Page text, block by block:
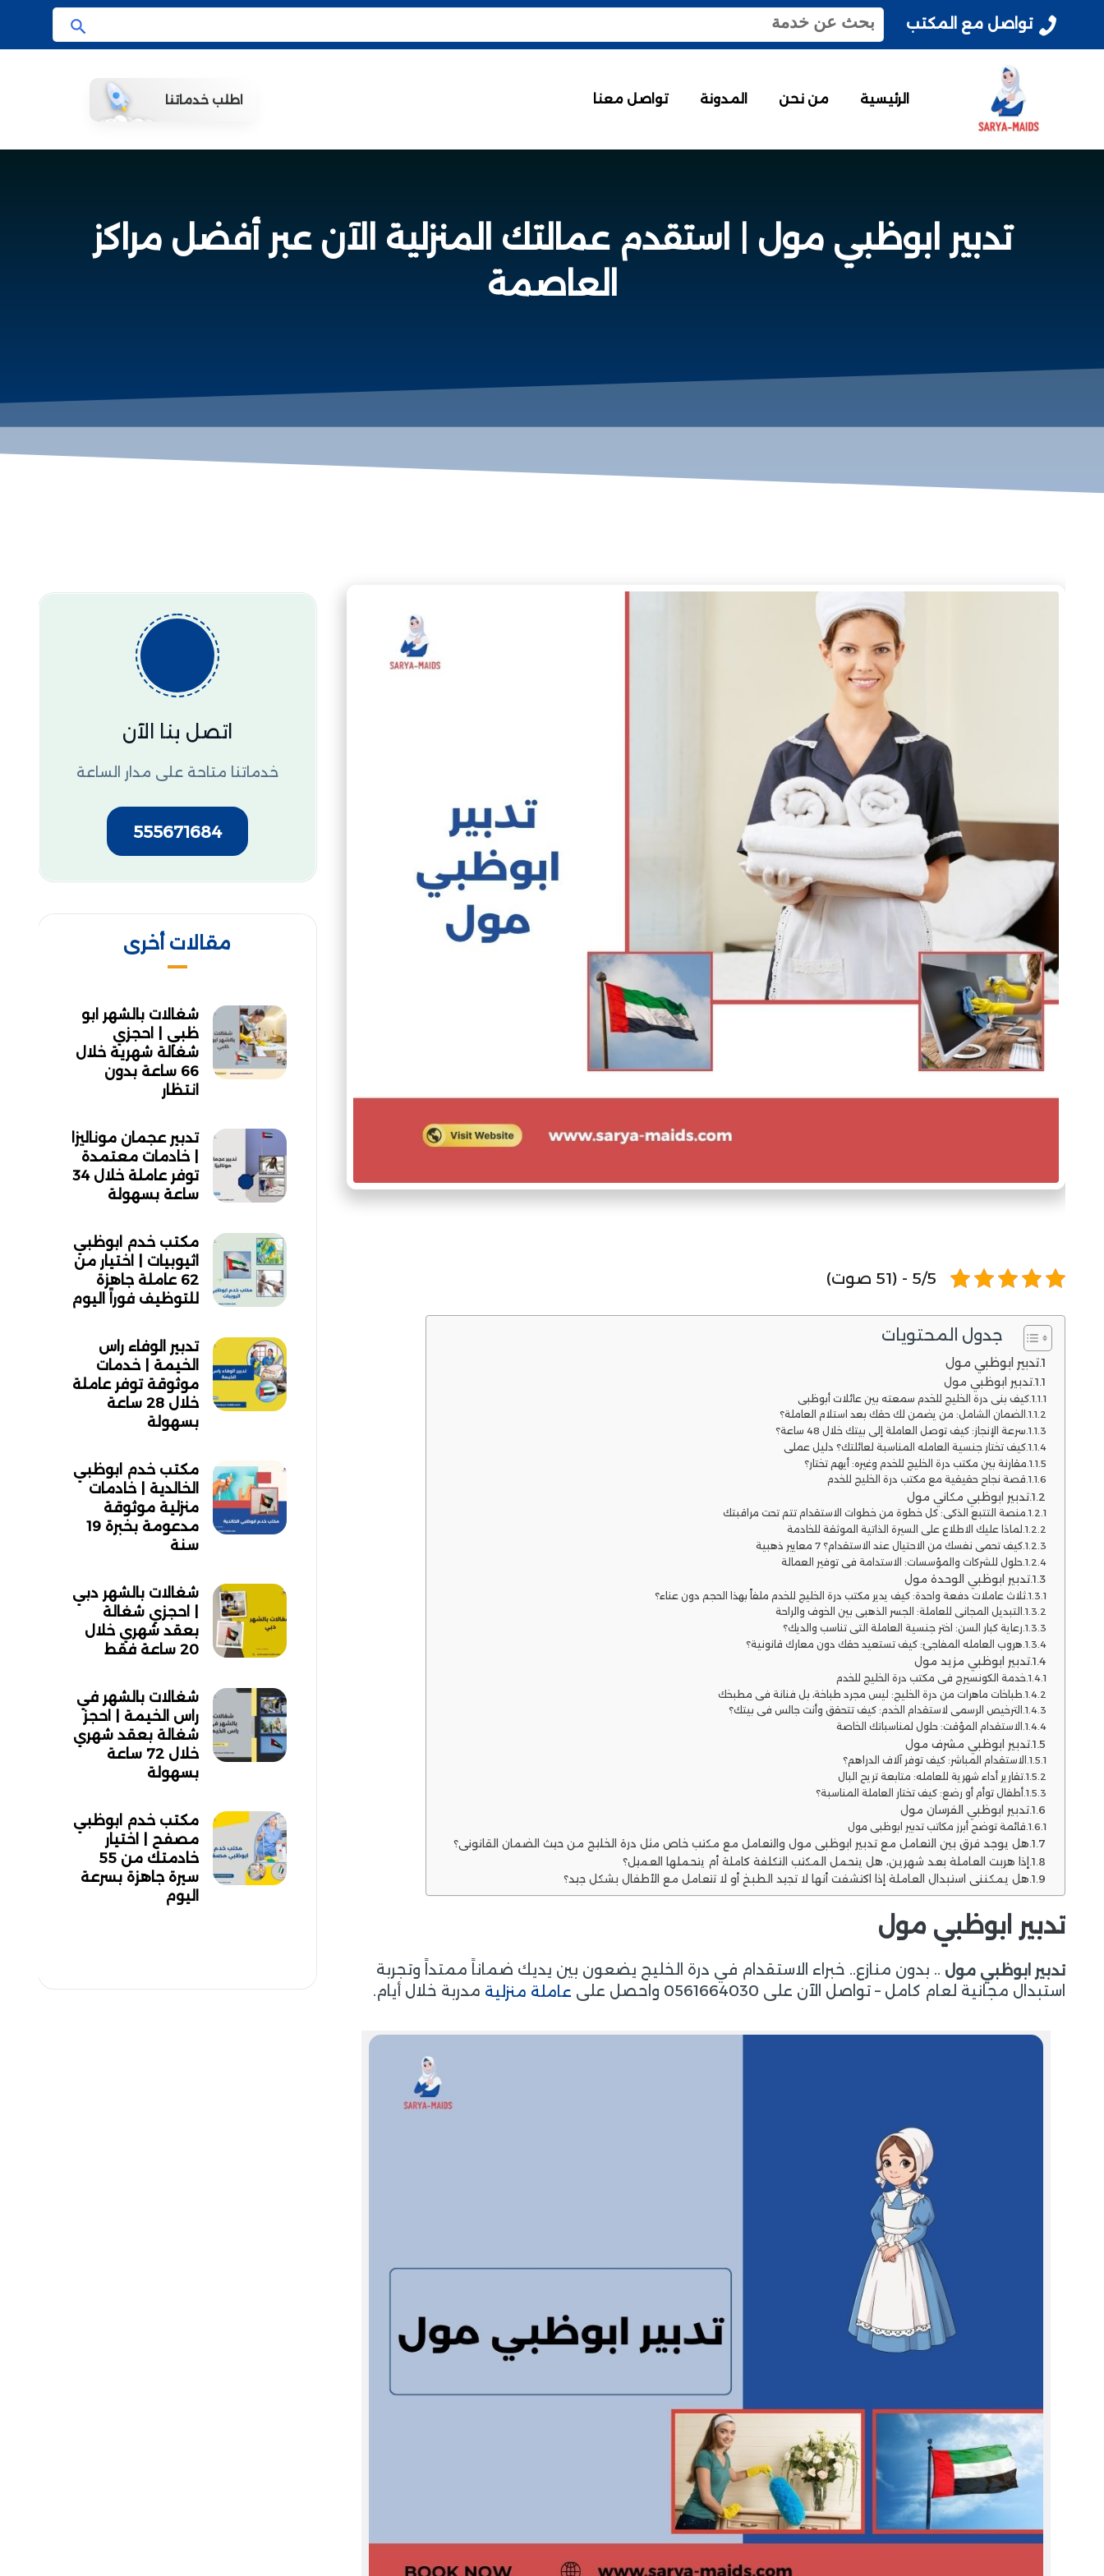
تواصل مع المكتب
ب
ع
ب
الرئيسية من نحن المدونة تواصل معنا اطلب خدماتنا
تدبير ابوظبي مول | استقدم عمالتك المنزلية الآن عبر أفضل مراكز
العاصمة
5/5 - (51 صوت)
جدول المحتويات
تدبير ابوظبي مول
تدبير ابوظبي مول
كيف بنى درة الخليج للخدم سمعته بين عائلات أبوظبي
الضمان الشامل: من يضمن لك حقك بعد استلام العاملة؟
سرعة الإنجاز: كيف توصل العاملة إلى بيتك خلال 48 ساعة؟
كيف تختار جنسية العامله المناسبة لعائلتك؟ دليل عملي
مقارنة بين مكتب درة الخليج للخدم وغيره: أيهم تختار؟
قصة نجاح حقيقية مع مكتب درة الخليج للخدم
تدبير ابوظبي مكاني مول
منصة التتبع الذكي: كل خطوة من خطوات الاستقدام تتم تحت مراقبتك
لماذا عليك الاطلاع على السيرة الذاتية الموثقة للخادمة
كيف تحمي نفسك من الاحتيال عند الاستقدام؟ 7 معايير ذهبية
حلول للشركات والمؤسسات: الاستدامة في توفير العمالة
تدبير ابوظبي الوحدة مول
ثلاث عاملات دفعة واحدة: كيف يدير مكتب درة الخليج للخدم ملفاً بهذا الحجم دون عناء؟
التبديل المجاني للعاملة: الجسر الذهبي بين الخوف والراحة
رعاية كبار السن: اختر جنسية العاملة التي تناسب والديك؟
هروب العامله المفاجئ: كيف تستعيد حقك دون معارك قانونية؟
تدبير ابوظبي مزيد مول
خدمة الكونسيرج في مكتب درة الخليج للخدم
طباخات ماهرات من درة الخليج: ليس مجرد طباخة، بل فنانة في مطبخك
الترخيص الرسمي لاستقدام الخدم: كيف تتحقق وأنت جالس في بيتك؟
الاستقدام المؤقت: حلول لمناسباتك الخاصة
تدبير ابوظبي مشرف مول
الاستقدام المباشر: كيف توفر آلاف الدراهم؟
تقارير أداء شهرية للعامله: متابعة تريح البال
أطفال توأم أو رضع: كيف تختار العاملة المناسبة؟
تدبير ابوظبي الفرسان مول
قائمة توضح أبرز مكاتب تدبير ابوظبي مول
هل يوجد فرق بين التعامل مع تدبير ابوظبي مول والتعامل مع مكتب خاص مثل درة الخليج من حيث الضمان القانوني؟
إذا هربت العاملة بعد شهرين، هل يتحمل المكتب التكلفة كاملة أم يتحملها العميل؟
هل يمكنني استبدال العاملة إذا اكتشفت أنها لا تجيد الطبخ أو لا تتعامل مع الأطفال بشكل جيد؟
تدبير ابوظبي مول
تدبير ابوظبي مول .. بدون منازع.. خبراء الاستقدام في درة الخليج يضعون بين يديك ضماناً ممتداً وتجربة
استبدال مجانية لعام كامل – تواصل الآن على 0561664030 واحصل على
عاملة منزلية مدربة خلال أيام.
اتصل بنا الآن
خدماتنا متاحة على مدار الساعة
555671684
مقالات أخرى
شغالات بالشهر ابو
ظبي | احجزي
شغالة شهرية خلال
66 ساعة بدون
انتظار
تدبير عجمان موناليزا
| خادمات معتمدة
توفر عاملة خلال 34
ساعة بسهولة
مكتب خدم ابوظبي
اثيوبيات | اختيار من
62 عاملة جاهزة
للتوظيف فوراً اليوم
تدبير الوفاء راس
الخيمة | خدمات
موثوقة توفر عاملة
خلال 28 ساعة
بسهولة
مكتب خدم ابوظبي
الخالدية | خادمات
منزلية موثوقة
مدعومة بخبرة 19
سنة
شغالات بالشهر دبي
| احجزي شغالة
بعقد شهري خلال
20 ساعة فقط
شغالات بالشهر في
راس الخيمة | احجز
شغالة بعقد شهري
خلال 72 ساعة
بسهولة
مكتب خدم ابوظبي
مصفح | اختيار
خادمتك من 55
سيرة جاهزة بسرعة
اليوم